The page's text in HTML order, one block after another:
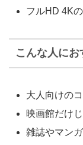
フルHD 4K
こんな人に
大人向けの
映画館だけ
雑誌やマン